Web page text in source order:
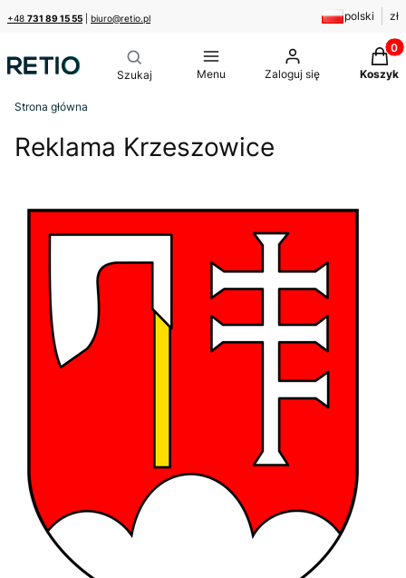
+48 731 89 15 55 biuro@retio.pl polski zł
Menu Zaloguj się Koszyk
Strona główna
Reklama Krzeszowice